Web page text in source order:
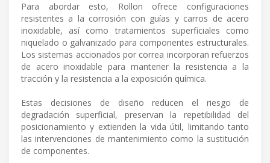
Para abordar esto, Rollon ofrece configuraciones
resistentes a la corrosión con guías y carros de acero
inoxidable, así como tratamientos superficiales como
niquelado o galvanizado para componentes estructurales.
Los sistemas accionados por correa incorporan refuerzos
de acero inoxidable para mantener la resistencia a la
tracción y la resistencia a la exposición química.
Estas decisiones de diseño reducen el riesgo de
degradación superficial, preservan la repetibilidad del
posicionamiento y extienden la vida útil, limitando tanto
las intervenciones de mantenimiento como la sustitución
de componentes.